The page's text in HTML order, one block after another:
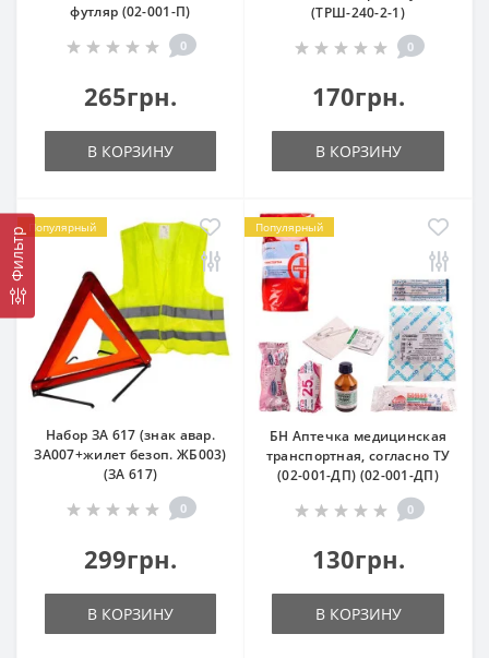
Фильтр
футляр (02-001-П)
0
265грн.
В КОРЗИНУ
(ТРШ-240-2-1)
0
170грн.
В КОРЗИНУ
Популярный
Набор ЗА 617 (знак авар.
ЗА007+жилет безоп. ЖБ003)
(ЗА 617)
0
299грн.
В КОРЗИНУ
Популярный
БН Аптечка медицинская
транспортная, согласно ТУ
(02-001-ДП) (02-001-ДП)
0
130грн.
В КОРЗИНУ